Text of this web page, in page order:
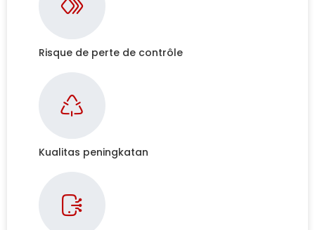
Risque de perte de contrôle
Kualitas peningkatan